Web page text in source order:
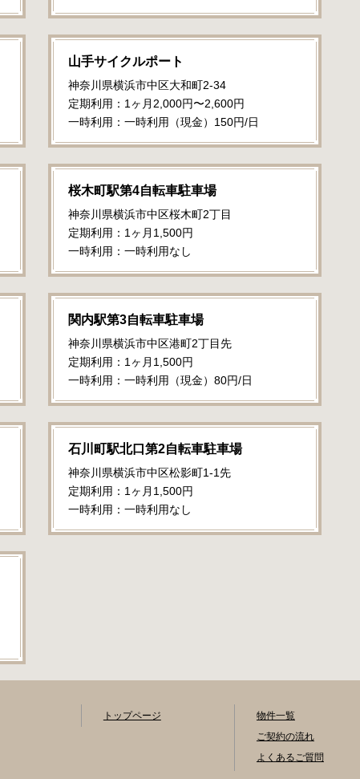
山手サイクルポート
神奈川県横浜市中区大和町2-34
定期利用：1ヶ月2,000円〜2,600円
一時利用：一時利用（現金）150円/日
桜木町駅第4自転車駐車場
神奈川県横浜市中区桜木町2丁目
定期利用：1ヶ月1,500円
一時利用：一時利用なし
関内駅第3自転車駐車場
神奈川県横浜市中区港町2丁目先
定期利用：1ヶ月1,500円
一時利用：一時利用（現金）80円/日
石川町駅北口第2自転車駐車場
神奈川県横浜市中区松影町1-1先
定期利用：1ヶ月1,500円
一時利用：一時利用なし
トップページ
物件一覧
ご契約の流れ
よくあるご質問